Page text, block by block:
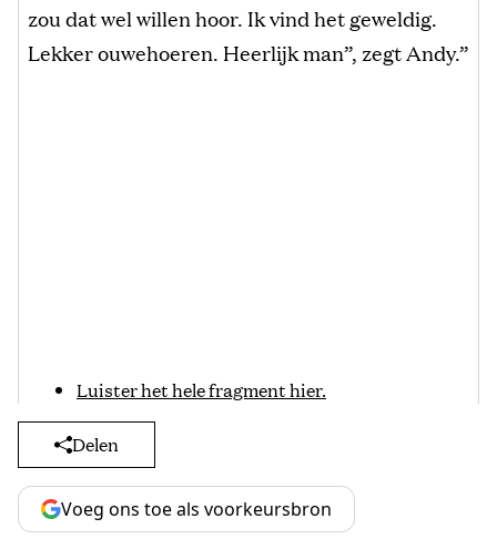
zou dat wel willen hoor. Ik vind het geweldig.
Lekker ouwehoeren. Heerlijk man”, zegt Andy.”
Luister het hele fragment hier.
Delen
Voeg ons toe als voorkeursbron